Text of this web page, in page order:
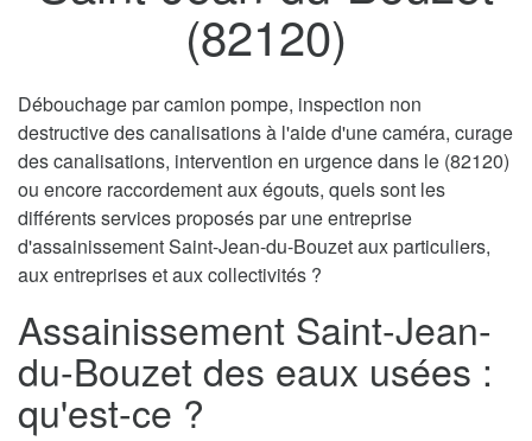
(82120)
Débouchage par camion pompe, inspection non
destructive des canalisations à l'aide d'une caméra, curage
des canalisations, intervention en urgence dans le (82120)
ou encore raccordement aux égouts, quels sont les
différents services proposés par une entreprise
d'assainissement Saint-Jean-du-Bouzet aux particuliers,
aux entreprises et aux collectivités ?
Assainissement Saint-Jean-
du-Bouzet des eaux usées :
qu'est-ce ?